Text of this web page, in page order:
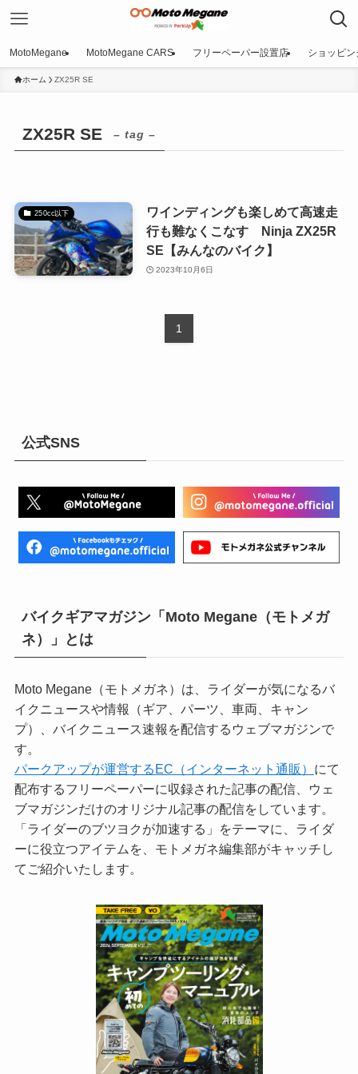
MotoMegane MotoMegane CARS フリーペーパー設置店 ショッピン
ホーム ZX25R SE
ZX25R SE – tag –
250cc以下
ワインディングも楽しめて高速走
行も難なくこなす Ninja ZX25R
SE【みんなのバイク】
2023年10月6日
1
公式SNS
バイクギアマガジン「Moto Megane（モトメガ
ネ）」とは
Moto Megane（モトメガネ）は、ライダーが気になるバ
イクニュースや情報（ギア、パーツ、車両、キャン
プ）、バイクニュース速報を配信するウェブマガジンで
す。
パークアップが運営するEC（インターネット通販） にて
配布するフリーペーパーに収録された記事の配信、ウェ
ブマガジンだけのオリジナル記事の配信をしています。
「ライダーのブツヨクが加速する」をテーマに、ライダ
ーに役立つアイテムを、モトメガネ編集部がキャッチし
てご紹介いたします。